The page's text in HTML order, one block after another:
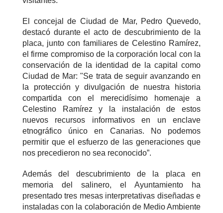
El concejal de Ciudad de Mar, Pedro Quevedo,
destacó durante el acto de descubrimiento de la
placa, junto con familiares de Celestino Ramírez,
el firme compromiso de la corporación local con la
conservación de la identidad de la capital como
Ciudad de Mar: "Se trata de seguir avanzando en
la protección y divulgación de nuestra historia
compartida con el merecidísimo homenaje a
Celestino Ramírez y la instalación de estos
nuevos recursos informativos en un enclave
etnográfico único en Canarias. No podemos
permitir que el esfuerzo de las generaciones que
nos precedieron no sea reconocido”.
Además del descubrimiento de la placa en
memoria del salinero, el Ayuntamiento ha
presentado tres mesas interpretativas diseñadas e
instaladas con la colaboración de Medio Ambiente